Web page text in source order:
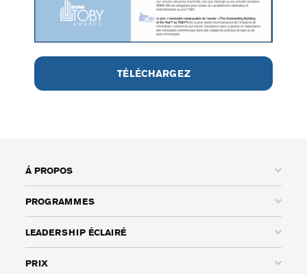
TÉLÉCHARGEZ
Á PROPOS
PROGRAMMES
LEADERSHIP ÉCLAIRÉ
PRIX